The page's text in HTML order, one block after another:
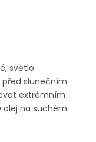
světlo
slunečním
extrémním
olej na suchém